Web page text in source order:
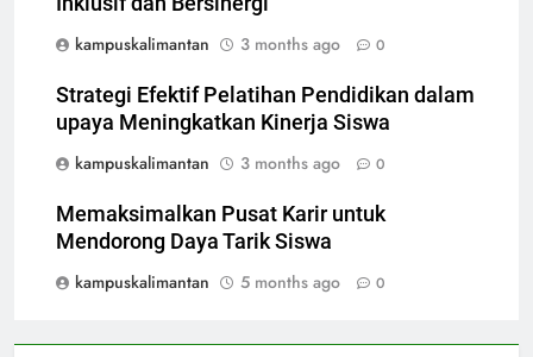
kampuskalimantan
3 months ago 0
Strategi Efektif Pelatihan Pendidikan dalam
upaya Meningkatkan Kinerja Siswa
kampuskalimantan
3 months ago 0
Memaksimalkan Pusat Karir untuk
Mendorong Daya Tarik Siswa
kampuskalimantan
5 months ago 0